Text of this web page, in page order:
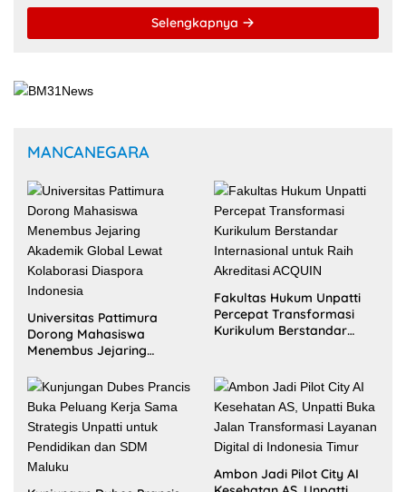
Selengkapnya
MANCANEGARA
Universitas Pattimura
Dorong Mahasiswa
Menembus Jejaring
Kolaborasi Diaspora
Indonesia
Fakultas Hukum Unpatti
Percepat Transformasi
Kurikulum Berstandar
Ambon Jadi Pilot City AI